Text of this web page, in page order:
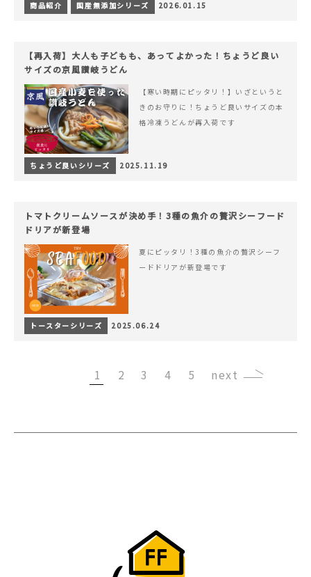
商品紹介 国産無添加シリーズ 2026.01.15
【再入荷】大人も子どもも、あってよかった！ちょうど良い
サイズの京風讃岐うどん
【寒い時期にピッタリ！】いざというと
きのお守りに！ちょうど良いサイズの本
格冷凍うどんが再入荷です
ちょうど良いシリーズ 2025.11.19
トマトクリームソースが決め手！3種の魚介の贅沢シーフード
ドリアが新登場
夏にピッタリ！3種の魚介の贅沢シーフ
ードドリアが新登場です
トースターシリーズ 2025.06.24
1 2 3 4 5 ›